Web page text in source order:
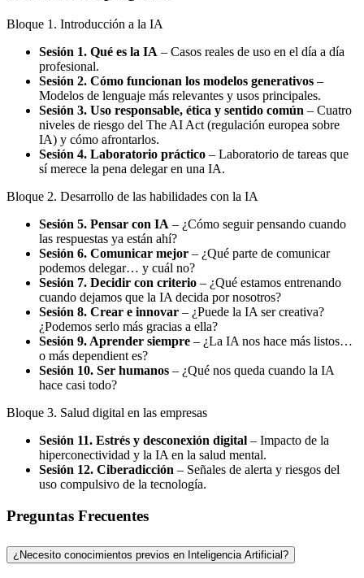
Bloque 1. Introducción a la IA
Sesión 1. Qué es la IA – Casos reales de uso en el día a día
profesional.
Sesión 2. Cómo funcionan los modelos generativos –
Modelos de lenguaje más relevantes y usos principales.
Sesión 3. Uso responsable, ética y sentido común – Cuatro
niveles de riesgo del The AI Act (regulación europea sobre
IA) y cómo afrontarlos.
Sesión 4. Laboratorio práctico – Laboratorio de tareas que
sí merece la pena delegar en una IA.
Bloque 2. Desarrollo de las habilidades con la IA
Sesión 5. Pensar con IA – ¿Cómo seguir pensando cuando
las respuestas ya están ahí?
Sesión 6. Comunicar mejor – ¿Qué parte de comunicar
podemos delegar… y cuál no?
Sesión 7. Decidir con criterio – ¿Qué estamos entrenando
cuando dejamos que la IA decida por nosotros?
Sesión 8. Crear e innovar – ¿Puede la IA ser creativa?
¿Podemos serlo más gracias a ella?
Sesión 9. Aprender siempre – ¿La IA nos hace más listos…
o más dependient es?
Sesión 10. Ser humanos – ¿Qué nos queda cuando la IA
hace casi todo?
Bloque 3. Salud digital en las empresas
Sesión 11. Estrés y desconexión digital – Impacto de la
hiperconectividad y la IA en la salud mental.
Sesión 12. Ciberadicción – Señales de alerta y riesgos del
uso compulsivo de la tecnología.
Preguntas Frecuentes
¿Necesito conocimientos previos en Inteligencia Artificial?